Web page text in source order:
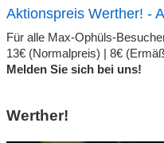
Aktionspreis Werther! -
Für alle Max-Ophüls-
13€ (Normalpreis) | 8€
Melden Sie sich bei uns!
Werther!